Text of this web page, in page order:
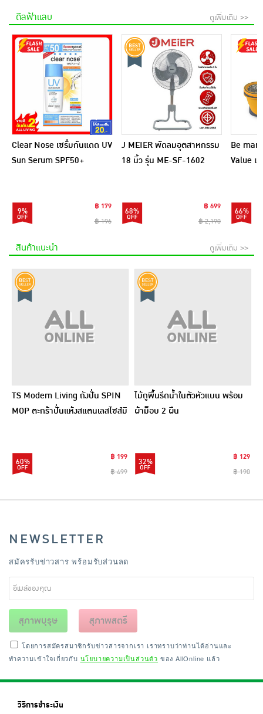
ดีลฟ้าแลบ ดูเพิ่มเติม >>
Clear Nose เซรั่มกันแดด UV
Sun Serum SPF50+
9%
฿ 179
฿ 196
J MEIER พัดลมอุตสาหกรรม
18 นิ้ว รุ่น ME-SF-1602
68%
฿ 699
฿ 2,190
Be
Value แ
66%
สินค้าแนะนำ ดูเพิ่มเติม >>
TS Modern Living ถังปั่น SPIN
MOP ตะกร้าปั่นแห้งสแตนเลสไซส์มิ
60%
฿ 199
฿ 499
ไม้ถูพื้นรีดน้ำในตัวหัวแบน พร้อม
ผ้าม็อบ 2 ผืน
32%
฿ 129
฿ 190
NEWSLETTER
สมัครรับข่าวสาร พร้อมรับส่วนลด
สุภาพบุรุษ สุภาพสตรี
โดยการสมัครสมาชิกรับข่าวสารจากเรา เราทราบว่าท่านได้อ่านและ
ทำความเข้าใจเกี่ยวกับ นโยบายความเป็นส่วนตัว ของ AllOnline แล้ว
วิธีการชำระเงิน